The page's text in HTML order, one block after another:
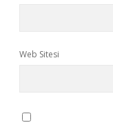
Web Sitesi